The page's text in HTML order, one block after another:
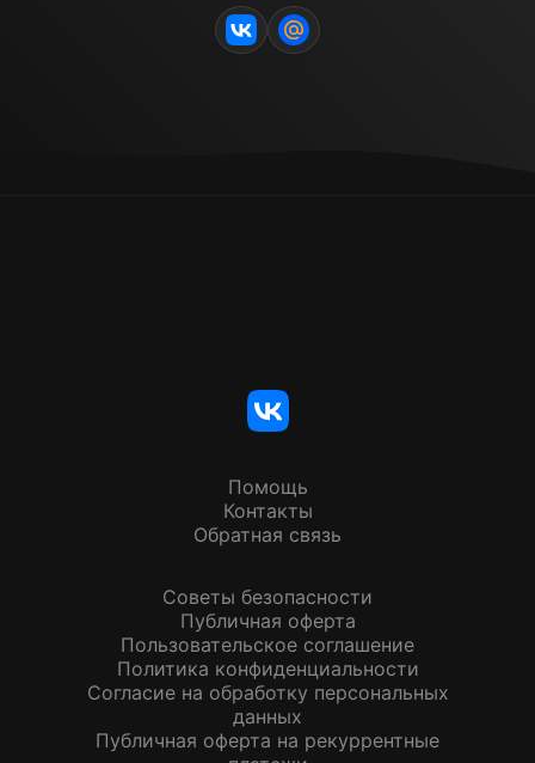
Помощь
Контакты
Обратная связь
Советы безопасности
Публичная оферта
Пользовательское соглашение
Политика конфиденциальности
Согласие на обработку персональных
данных
Публичная оферта на рекуррентные